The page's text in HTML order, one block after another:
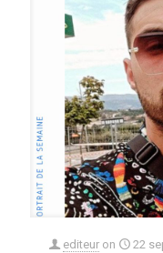
editeur on 22